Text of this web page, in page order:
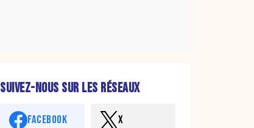
SUIVEZ-NOUS SUR LES RÉSEAUX
FACEBOOK X